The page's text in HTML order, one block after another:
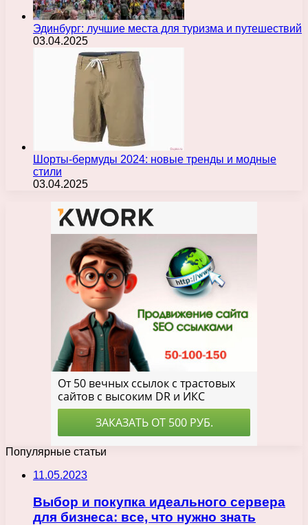
Эдинбург: лучшие места для туризма и путешествий
03.04.2025
Шорты-бермуды 2024: новые тренды и модные
стили
03.04.2025
Популярные статьи
11.05.2023
Выбор и покупка идеального сервера
для бизнеса: все, что нужно знать